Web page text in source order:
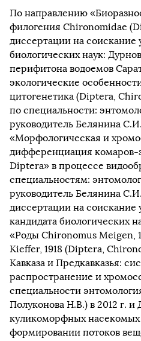
По направлению
филогения Chironomidae
диссертации на соискание
биологических наук:
перифитона водоемов
экологические
цитогенетика (Diptera,
по специальности:
руководитель Белянина
«Морфологическая и
дифференциация комаров-
Diptera» в процессе
специальностям:
руководитель Белянина
диссертации на соискание
кандидата биологических
«Роды Chironomus Meigen,
Kieffer, 1918 (Diptera,
Кавказа и Предкавказья:
распространение и
специальности
Полуконова Н.В.) в 2012 г.
куликоморфных
формировании потоков